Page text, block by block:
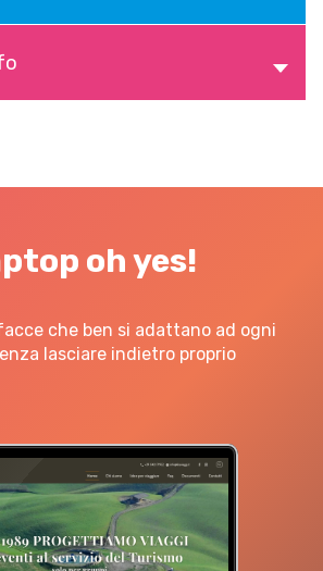
oh yes!
che ben si adattano ad ogni
lasciare indietro proprio